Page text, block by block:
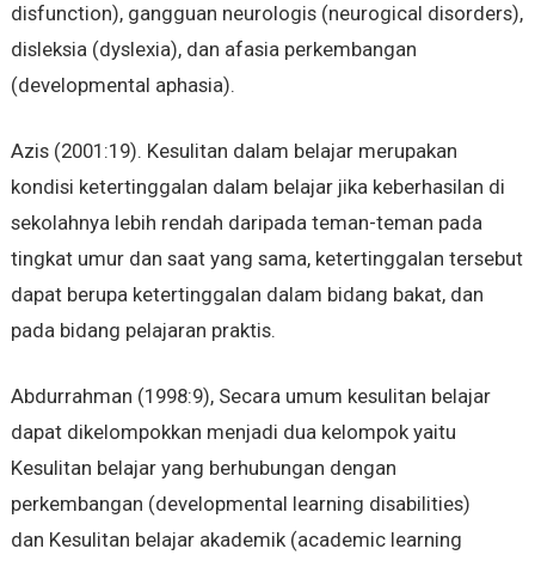
disfunction), gangguan neurologis (neurogical disorders),
disleksia (dyslexia), dan afasia perkembangan
(developmental aphasia).
Azis (2001:19). Kesulitan dalam belajar merupakan
kondisi ketertinggalan dalam belajar jika keberhasilan di
sekolahnya lebih rendah daripada teman-teman pada
tingkat umur dan saat yang sama, ketertinggalan tersebut
dapat berupa ketertinggalan dalam bidang bakat, dan
pada bidang pelajaran praktis.
Abdurrahman (1998:9), Secara umum kesulitan belajar
dapat dikelompokkan menjadi dua kelompok yaitu
Kesulitan belajar yang berhubungan dengan
perkembangan (developmental learning disabilities)
dan Kesulitan belajar akademik (academic learning